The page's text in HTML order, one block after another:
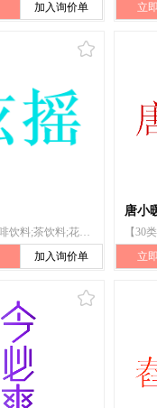
加入询价单 立
【30类】咖啡饮料;茶饮料;花茶;方糖;奶片(糖果);蛋糕;方便米饭;方便粉丝;魔芋粉
加入询价单
唐小
立